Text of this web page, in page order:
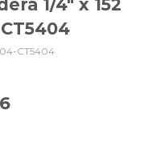
1/4" x 152
CT5404